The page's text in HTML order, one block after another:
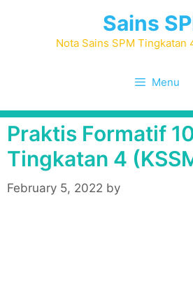
Sains
Nota Sains SPM Tingkatan
Menu
Praktis Formatif
Tingkatan 4
February 5, 2022 by